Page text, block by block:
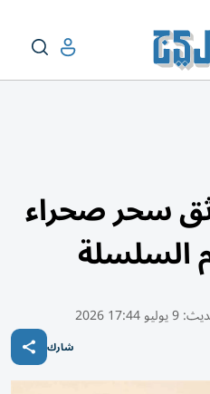
3» يوثق سحر صحراء
السلسلة
9 يوليو 17:44 2026
شارك